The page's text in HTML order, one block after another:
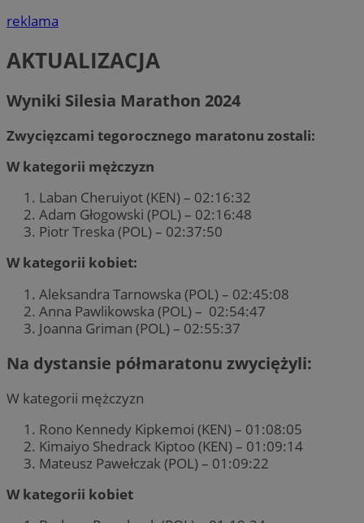
reklama
AKTUALIZACJA
Wyniki Silesia Marathon 2024
Zwycięzcami tegorocznego maratonu zostali:
W kategorii mężczyzn
Laban Cheruiyot (KEN) – 02:16:32
Adam Głogowski (POL) – 02:16:48
Piotr Treska (POL) – 02:37:50
W kategorii kobiet:
Aleksandra Tarnowska (POL) – 02:45:08
Anna Pawlikowska (POL) – 02:54:47
Joanna Griman (POL) – 02:55:37
Na dystansie półmaratonu zwyciężyli:
W kategorii mężczyzn
Rono Kennedy Kipkemoi (KEN) – 01:08:05
Kimaiyo Shedrack Kiptoo (KEN) – 01:09:14
Mateusz Pawełczak (POL) – 01:09:22
W kategorii kobiet